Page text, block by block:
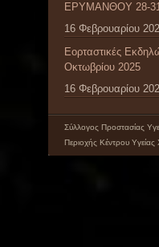
ΕΡΥΜΑΝΘΟΥ 28-
16 Φεβρουαρίου
Εορταστικές
Οκτωβρίου 2025
16 Φεβρουαρίου
Σύλλογος Προστασίας
Περιοχής Κέντρου